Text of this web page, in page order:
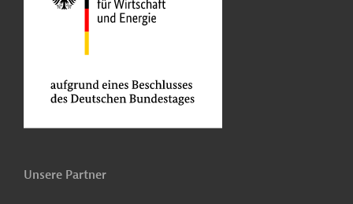
Unsere Partner